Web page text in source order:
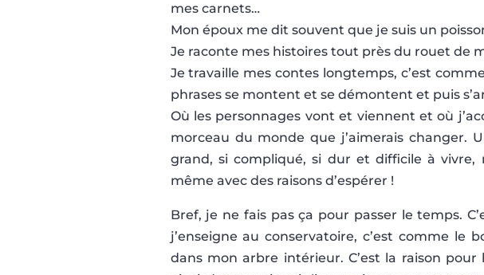
mes carnets…
Mon époux me dit souvent que je suis un
Je raconte mes histoires tout près du rouet de
Je travaille mes contes longtemps, c’est
phrases se montent et se démontent et puis
Où les personnages vont et viennent et où
morceau du monde que j’aimerais changer.
grand, si compliqué, si dur et difficile à vivre,
même avec des raisons d’espérer !
Bref, je ne fais pas ça pour passer le temps.
j’enseigne au conservatoire, c’est comme le
dans mon arbre intérieur. C’est la raison pour